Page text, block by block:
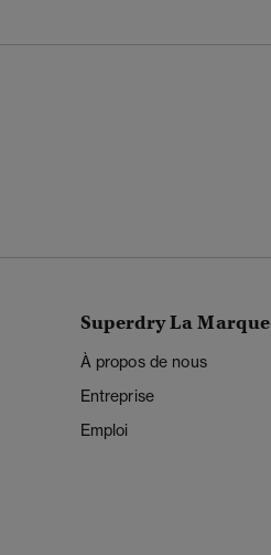
Superdry La Marque
À propos de nous
Entreprise
Emploi